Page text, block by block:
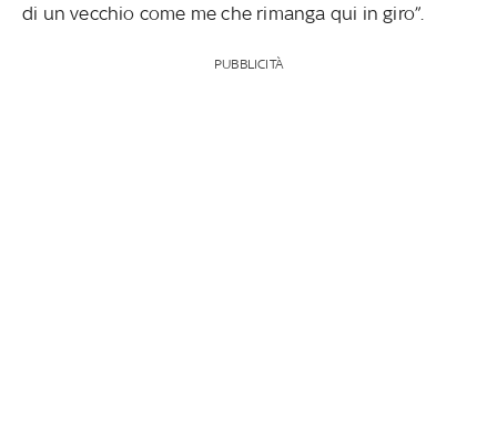
di un vecchio come me che rimanga qui in giro”.
PUBBLICITÀ